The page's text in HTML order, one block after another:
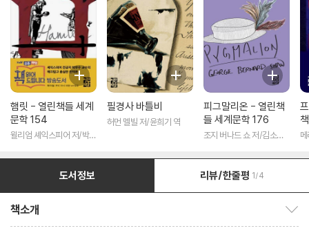
햄릿 - 열린책들 세계
문학 154
윌리엄 셰익스피어 저/박우
필경사 바틀비
허먼 멜빌 저/윤희기 역
피그말리온 - 열린책
들 세계문학 176
조지 버나드 쇼 저/김소임
도서정보 리뷰/한줄평 1/4
책소개